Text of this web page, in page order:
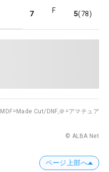
7 F 5(78)
MDF=Made Cut/DNF,＠=アマチュア
© ALBA Net
ページ上部へ